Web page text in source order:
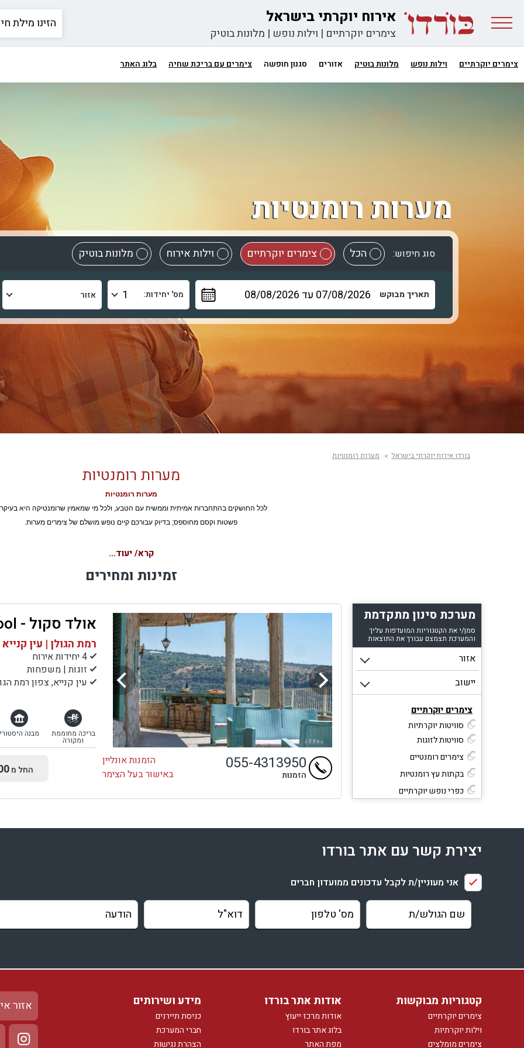
אירוח יוקרתי בישראל
צימרים יוקרתיים | וילות נופש | מלונות בוטיק
צימרים יוקרתיים וילות נופש מלונות בוטיק אזורים סגנון חופשה צימרים עם בריכת שחיה בלוג האתר
מערות רומנטיות
סוג חיפוש: הכל צימרים יוקרתיים וילות אירוח מלונות בוטיק
תאריך מבוקש מס' יחידות:
בורדו אירוח יוקרתי בישראל מערות רומנטיות
מערות רומנטיות
מערות רומנטיות
לכל החושקים בהתחברות אמיתית וממשית עם הטבע, ולכל מי שמאמין שרומנטיקה היא
פשטות וקסם מחוספס; בדיוק עבורכם קיים נופש מושלם של צימרים מערות.
צימרים מערות הם למעשה יחידות נופש אקסקלוסיביות ויפיפיות, אשר להן ולמערות העתיקות
וקרירה, והוא מעין מחווה אינטליגנטית ומרהיבה ביופיה למערות הטבעיות והרומנטיות שהטבע
צימרים מערות מעוצבים ביד אמן יצירתית, ואין מערה הדומה לשנייה; לכל מערה העיצוב הפנימי
לה, והגומחות הייחודיות באבן שיוצרות פינות חמד נסתרות. יופיו של צימר המערה מגיע מן
באבן הלא מעובדת המשמשת לבנייה ארכיטקטונית בקווים מלאי קימורים וקיעורים שמזכירה
התהוותן הטבעית של המערות על ידי איתני הטבע. השילוב הקסום בין עיצוב פנים מפואר ומלא
מחד, והטבע הפראי מאידך, יוצר חוויה אסתטית מיוחדת במינה והנאה מכל העולמות.
צימרים מערות הם מאפשרויות הנופש האקזוטיות והייחודיות ביותר שתוכלו ליהנות בה, רבים
הנופשים שכבר התארחו בהם, התמכרו לחוויה המיוחדת ובוחרים לבלות שוב ושוב דוקא בהם.
הרומנטי הבא שלכם, נסו גם אתם את האטרקציה המרתקת הזו, ומובטחת לכם חופשה מרהיבה
עדיין לא חוויתם מעודכם, ועליה לא תרצו לוותר מרגע שניסיתם.
קרא/ יעוד...
זמינות ומחירים
מערכת סינון מתקדמת
סמן/י את הקטגוריות המועדפות עליך
והמערכת תצמצם עבורך את התוצאות
צימרים יוקרתיים
סוויטות יוקרתיות
סוויטות לזוגות
צימרים רומנטיים
בקתות עץ רומנטיות
כפרי נופש יוקרתיים
וילות נופש
מלונות בוטיק
אזורים
צימרים בגליל עליון
צימרים בגליל מערבי
צימרים בירושלים והרי יהודה
צימרים בחוף הכרמל
צימרים באזור התבור והגלבוע
אולד סקול - Old school
רמת הגולן | עין קנייא
4 יחידות אירוח
זוגות | משפחות
עין קנייא, צפון רמת
בריכה מחוממת
ומקורה
מבנה היסטורי
הזמנות אונליין
באישור בעל הצימר
055-4313950
הזמנות החל מ
יצירת קשר עם אתר בורדו
אני מעוניין/ת לקבל עדכונים ממועדון חברים
קטגוריות מבוקשות
צימרים יוקרתיים
וילות יוקרתיות
צימרים מומלצים
אודות אתר בורדו
אודות מרכז ייעוץ
בלוג אתר בורדו
מפת האתר
מידע ושירותים
כניסת תיירנים
חברי המערכת
הצהרת נגישות
אזור